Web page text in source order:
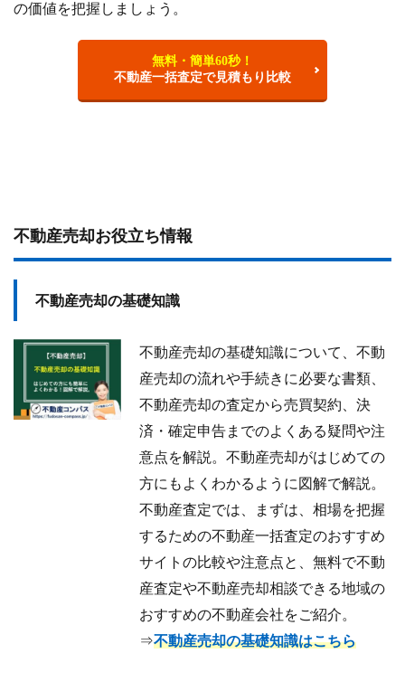
の価値を把握しましょう。
無料・簡単60秒！
不動産一括査定で見積もり比較
不動産売却お役立ち情報
不動産売却の基礎知識
不動産売却の基礎知識について、不動
産売却の流れや手続きに必要な書類、
不動産売却の査定から売買契約、決
済・確定申告までのよくある疑問や注
意点を解説。不動産売却がはじめての
方にもよくわかるように図解で解説。
不動産査定では、まずは、相場を把握
するための不動産一括査定のおすすめ
サイトの比較や注意点と、無料で不動
産査定や不動産売却相談できる地域の
おすすめの不動産会社をご紹介。
⇒不動産売却の基礎知識はこちら